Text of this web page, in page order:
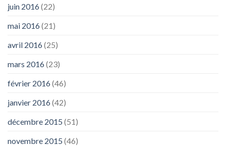
juin 2016(22)
mai 2016(21)
avril 2016(25)
mars 2016(23)
février 2016(46)
janvier 2016(42)
décembre 2015 (51)
novembre 2015 (46)